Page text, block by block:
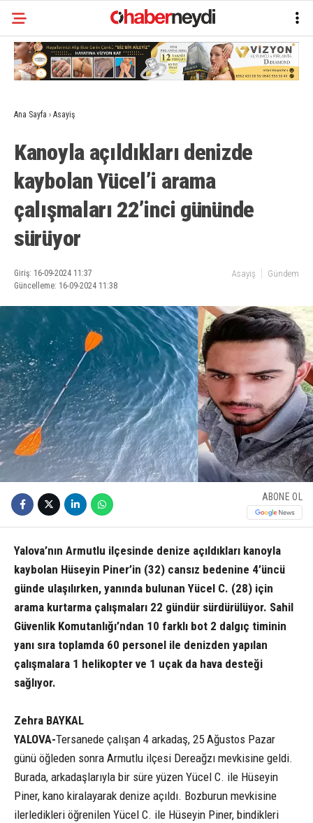
Ana Sayfa › Asayiş
Kanoyla açıldıkları denizde
kaybolan Yücel’i arama
çalışmaları 22’inci gününde
sürüyor
Giriş: 16-09-2024 11:37
Güncelleme: 16-09-2024 11:38
Asayiş Gündem
ABONE OL
Yalova’nın Armutlu ilçesinde denize açıldıkları kanoyla
kaybolan Hüseyin Piner’in (32) cansız bedenine 4’üncü
günde ulaşılırken, yanında bulunan Yücel C. (28) için
arama kurtarma çalışmaları 22 gündür sürdürülüyor. Sahil
Güvenlik Komutanlığı’ndan 10 farklı bot 2 dalgıç timinin
yanı sıra toplamda 60 personel ile denizden yapılan
çalışmalara 1 helikopter ve 1 uçak da hava desteği
sağlıyor.
Zehra BAYKAL
YALOVA-Tersanede çalışan 4 arkadaş, 25 Ağustos Pazar
günü öğleden sonra Armutlu ilçesi Dereağzı mevkisine geldi.
Burada, arkadaşlarıyla bir süre yüzen Yücel C. ile Hüseyin
Piner, kano kiralayarak denize açıldı. Bozburun mevkisine
ilerledikleri öğrenilen Yücel C. ile Hüseyin Piner, bindikleri